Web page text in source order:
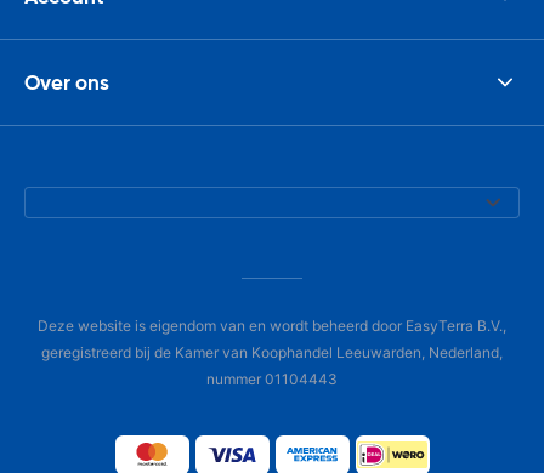
Over ons
Deze website is eigendom van en wordt beheerd door EasyTerra B.V.,
geregistreerd bij de Kamer van Koophandel Leeuwarden, Nederland,
nummer 01104443